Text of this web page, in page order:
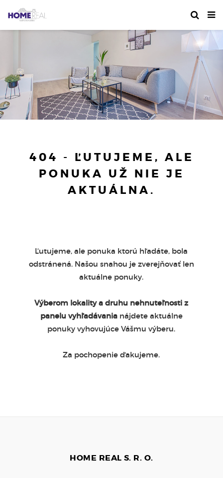
404 - ĽUTUJEME, ALE
PONUKA UŽ NIE JE
AKTUÁLNA.
Ľutujeme, ale ponuka ktorú hľadáte, bola
odstránená. Našou snahou je zverejňovať len
aktuálne ponuky.
Výberom lokality a druhu nehnuteľnosti z
panelu vyhľadávanianájdete aktuálne
ponuky vyhovujúce Vášmu výberu.
Za pochopenie ďakujeme.
HOME REAL S. R. O.